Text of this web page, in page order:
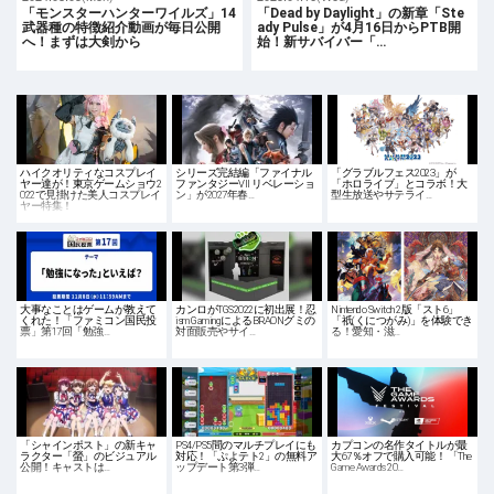
「モンスターハンターワイルズ」14
武器種の特徴紹介動画が毎日公開
へ！まずは大剣から
「Dead by Daylight」の新章「Ste
ady Pulse」が4月16日からPTB開
始！新サバイバー「…
ハイクオリティなコスプレイ
ヤー達が！東京ゲームショウ2
022で見掛けた美人コスプレイ
ヤー特集！
シリーズ完結編「ファイナル
ファンタジーVII リベレーショ
ン」が2027年春…
「グラブルフェス2023」が
「ホロライブ」とコラボ！大
型生放送やサテライ…
大事なことはゲームが教えて
くれた！「ファミコン国民投
票」第17回「勉強…
カンロがTGS2022に初出展！忍
ism GamingによるBRAONグミの
対面販売やサイ…
Nintendo Switch 2版「スト6」
「祇(くにつがみ)」を体験でき
る！愛知・滋…
「シャインポスト」の新キャ
ラクター「螢」のビジュアル
公開！キャストは…
PS4/PS5間のマルチプレイにも
対応！「ぷよテト2」の無料ア
ップデート第3弾…
カプコンの名作タイトルが最
大67％オフで購入可能！ 「The
Game Awards 20…